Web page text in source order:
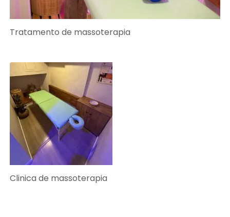
Tratamento de massoterapia
Clinica de massoterapia